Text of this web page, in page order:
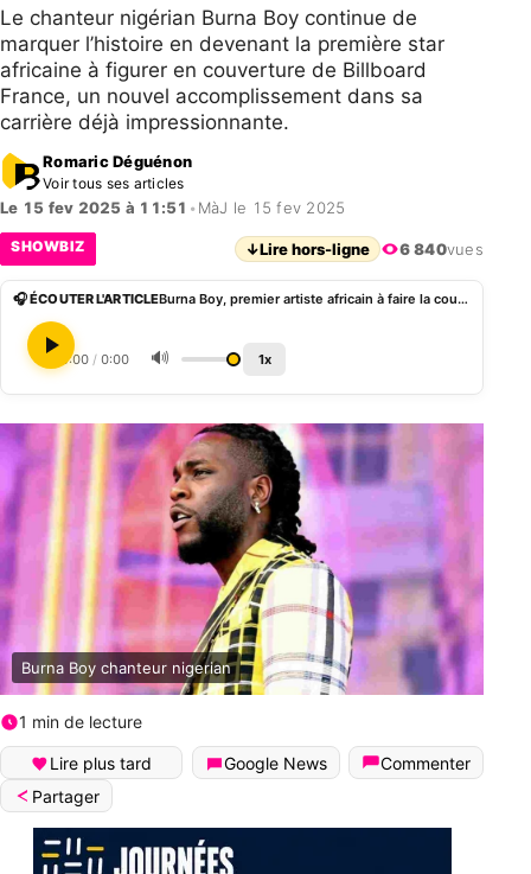
Le chanteur nigérian Burna Boy continue de
marquer l’histoire en devenant la première star
africaine à figurer en couverture de Billboard
France, un nouvel accomplissement dans sa
carrière déjà impressionnante.
Romaric Déguénon
Voir tous ses articles
Le 15 fev 2025 à 11:51 • MàJ le 15 fev 2025
SHOWBIZ ↓Lire hors-ligne 6 840vues
🎧 ÉCOUTER L'ARTICLE Burna Boy, premier artiste africain à faire la couverture de Billboard France
0:00 / 0:00 🔊 1x
Burna Boy chanteur nigerian
1 min de lecture
Lire plus tard Google News
Commenter
Partager